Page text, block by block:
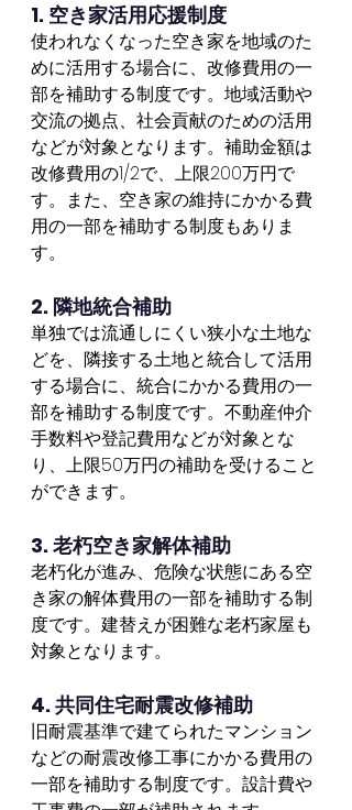
1. 空き家活用応援制度
使われなくなった空き家を地域のた
めに活用する場合に、改修費用の一
部を補助する制度です。地域活動や
交流の拠点、社会貢献のための活用
などが対象となります。補助金額は
改修費用の1/2で、上限200万円で
す。また、空き家の維持にかかる費
用の一部を補助する制度もありま
す。
2. 隣地統合補助
単独では流通しにくい狭小な土地な
どを、隣接する土地と統合して活用
する場合に、統合にかかる費用の一
部を補助する制度です。不動産仲介
手数料や登記費用などが対象とな
り、上限50万円の補助を受けること
ができます。
3. 老朽空き家解体補助
老朽化が進み、危険な状態にある空
き家の解体費用の一部を補助する制
度です。建替えが困難な老朽家屋も
対象となります。
4. 共同住宅耐震改修補助
旧耐震基準で建てられたマンション
などの耐震改修工事にかかる費用の
一部を補助する制度です。設計費や